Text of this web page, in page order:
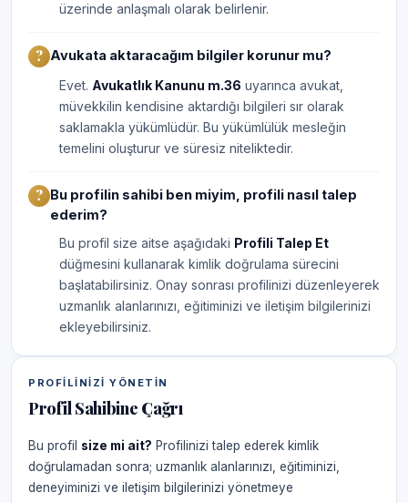
üzerinde anlaşmalı olarak belirlenir.
Avukata aktaracağım bilgiler korunur mu?
Evet. Avukatlık Kanunu m.36 uyarınca avukat,
müvekkilin kendisine aktardığı bilgileri sır olarak
saklamakla yükümlüdür. Bu yükümlülük mesleğin
temelini oluşturur ve süresiz niteliktedir.
Bu profilin sahibi ben miyim, profili nasıl talep
ederim?
Bu profil size aitse aşağıdaki Profili Talep Et
düğmesini kullanarak kimlik doğrulama sürecini
başlatabilirsiniz. Onay sonrası profilinizi düzenleyerek
uzmanlık alanlarınızı, eğitiminizi ve iletişim bilgilerinizi
ekleyebilirsiniz.
PROFILINIZI YÖNETIN
Profil Sahibine Çağrı
Bu profil size mi ait? Profilinizi talep ederek kimlik
doğrulamadan sonra; uzmanlık alanlarınızı, eğitiminizi,
deneyiminizi ve iletişim bilgilerinizi yönetmeye